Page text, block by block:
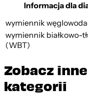
Informacja dla
wymiennik
wymiennik białkowo-
(WBT)
Zobacz
kategorii